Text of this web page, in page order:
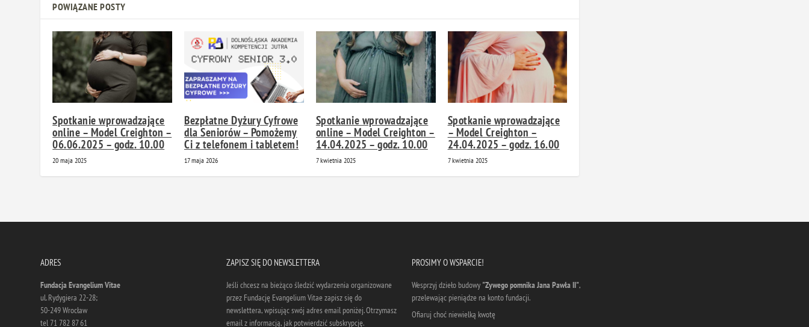
POWIĄZANE POSTY
Spotkanie wprowadzające
online – Model Creighton –
06.06.2025 – godz. 10.00
20 maja 2025
Bezpłatne Dyżury Cyfrowe
dla Seniorów – Pomożemy
Ci z telefonem i tabletem!
17 maja 2026
Spotkanie wprowadzające
online – Model Creighton –
14.04.2025 – godz. 10.00
7 kwietnia 2025
Spotkanie wprowadzające
– Model Creighton –
24.04.2025 – godz. 16.00
7 kwietnia 2025
ADRES
Fundacja Evangelium Vitae
ul. Rydygiera 22-28;
50-249 Wrocław
tel 71 782 87 61
ZAPISZ SIĘ DO NEWSLETTERA
Jeśli chcesz na bieżąco śledzić wydarzenia organizowane
przez Fundację Evangelium Vitae zapisz się do
newslettera, wpisując swój adres email poniżej. Otrzymasz
email z informacją, jak potwierdzić subskrypcję.
PROSIMY O WSPARCIE!
Wesprzyj dzieło budowy "Zywego pomnika Jana Pawła II",
przelewając pieniądze na konto fundacji.
Ofiaruj choć niewielką kwotę